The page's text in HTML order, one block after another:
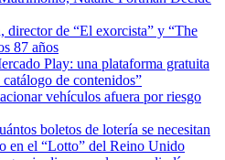
de “El exorcista” y “The
87 años
Play: una plataforma gratuita
de contenidos”
vehículos afuera por riesgo
boletos de lotería se necesitan
en el “Lotto” del Reino Unido